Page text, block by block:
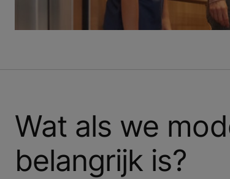
Wat als we
belangrijk is?